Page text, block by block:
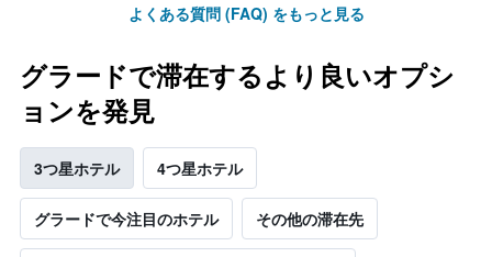
よくある質問 (FAQ) をもっと見る
グラードで滞在するより良いオプシ
ョンを発見
3つ星ホテル 4つ星ホテル
グラードで今注目のホテル その他の滞在先